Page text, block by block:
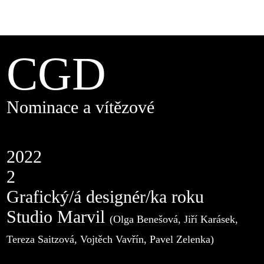
CGD
Nominace a vítězové
2022
2
Grafický/á designér/ka roku
Studio Marvil(Olga Benešová, Jiří Karásek,
Tereza Saitzová, Vojtěch Vavřín, Pavel Zelenka)